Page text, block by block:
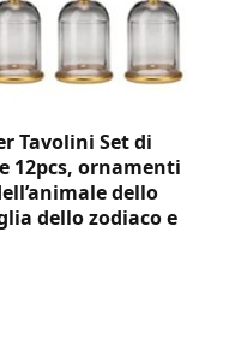
Tavolini Set di
12pcs, ornamenti
dello
dello zodiaco e